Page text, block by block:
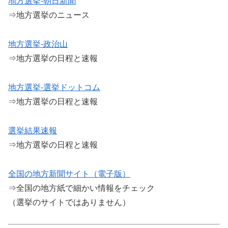
⇒地方選挙のニュース
地方選挙-政治山
⇒地方選挙の日程と速報
地方選挙-選挙ドットコム
⇒地方選挙の日程と速報
選挙結果速報
⇒地方選挙の日程と速報
全国の地方新聞サイト（電子版）
⇒全国の地方紙で細かい情報をチェック
（選挙のサイトではありません）